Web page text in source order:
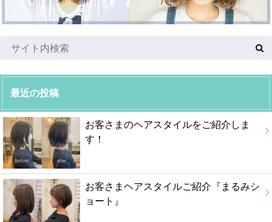
最近の投稿
お客さまのヘアスタイルをご紹介しま
す！
お客さまヘアスタイルご紹介『まるみシ
ョート』